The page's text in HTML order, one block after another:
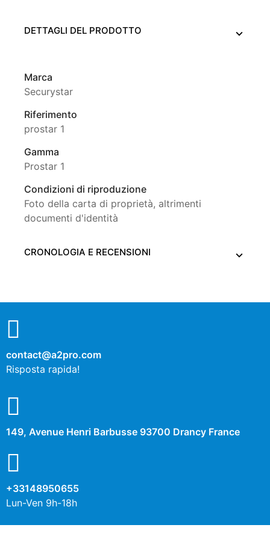
DETTAGLI DEL PRODOTTO
Marca
Securystar
Riferimento
prostar 1
Gamma
Prostar 1
Condizioni di riproduzione
Foto della carta di proprietà, altrimenti
documenti d'identità
CRONOLOGIA E RECENSIONI
contact@a2pro.com
Risposta rapida!
149, Avenue Henri Barbusse 93700 Drancy France
+33148950655
Lun-Ven 9h-18h